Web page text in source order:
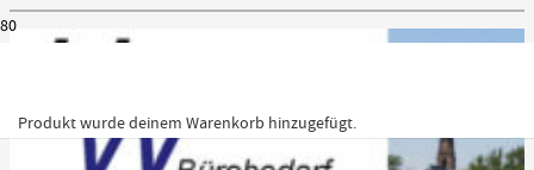
Produktwurde deinem Warenkorb hinzugefügt.